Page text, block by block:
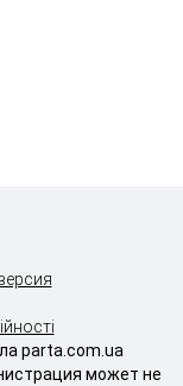
parta.com.ua
может не